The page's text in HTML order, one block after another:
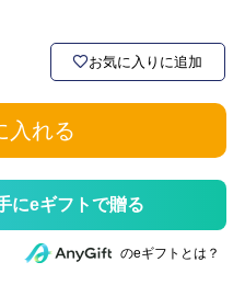
お気に入りに追加
入れる
にeギフトで贈る
のeギフトとは？